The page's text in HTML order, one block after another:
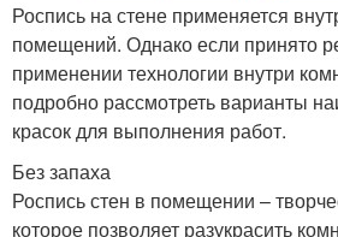
Роспись на стене применяется
помещений. Однако если принято
применении технологии внутри
подробно рассмотреть варианты
красок для выполнения работ.
Без запаха
Роспись стен в помещении –
которое позволяет разукрасить